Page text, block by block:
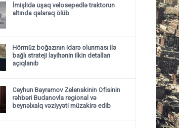
İmişlidə uşaq velosepedlə traktorun
altında qalaraq ölüb
Hörmüz boğazının idarə olunması ilə
bağlı strateji layihənin ilkin detalları
açıqlanıb
Ceyhun Bayramov Zelenskinin Ofisinin
rəhbəri Budanovla regional və
beynəlxalq vəziyyəti müzakirə edib